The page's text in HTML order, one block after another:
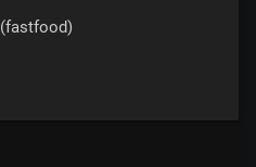
(fastfood)